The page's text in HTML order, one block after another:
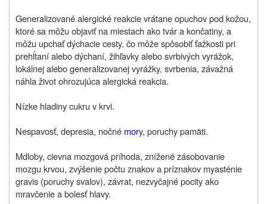
Generalizované alergické reakcie vrátane opuchov pod kožou,
ktoré sa môžu objaviť na miestach ako tvár a končatiny, a
môžu upchať dýchacie cesty, čo môže spôsobiť ťažkosti pri
prehĺtaní alebo dýchaní, žihľavky alebo svrbivých vyrážok,
lokálnej alebo generalizovanej vyrážky, svrbenia, závažná
náhla život ohrozujúca alergická reakcia.
Nízke hladiny cukru v krvi.
Nespavosť, depresia, nočné mory, poruchy pamäti.
Mdloby, cievna mozgová príhoda, znížené zásobovanie
mozgu krvou, zvýšenie počtu znakov a príznakov myasténie
gravis (poruchy svalov), závrat, nezvyčajné pocity ako
mravčenie a bolesť hlavy.